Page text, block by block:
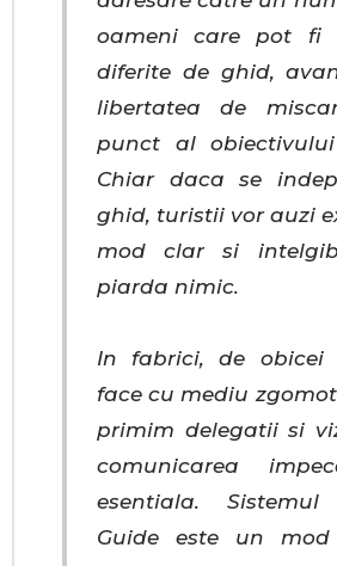
oameni care pot fi
diferite de ghid,
libertatea de
punct al
Chiar daca se
ghid, turistii vor auzi
mod clar si
piarda nimic.
In fabrici, de obicei
face cu mediu
primim delegatii si
comunicarea
esentiala.
Guide este un